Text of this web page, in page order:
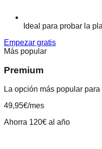
Ideal para probar la
Empezar gratis
Más popular
Premium
La opción más popular
49,95€/mes
Ahorra 120€ al año